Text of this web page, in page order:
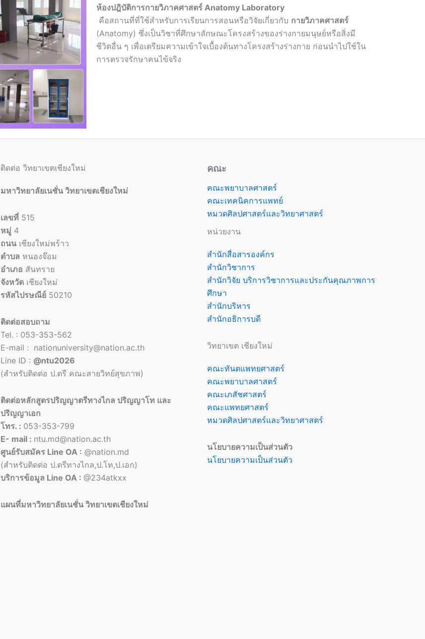
ห้องปฎิบัติการกายวิภาคศาสตร์ Anatomy Laboratory
คือสถานที่ที่ใช้สำหรับการเรียนการสอนหรือวิจัยเกี่ยวกับ กายวิภาคศาสตร์
(Anatomy) ซึ่งเป็นวิชาที่ศึกษาลักษณะโครงสร้างของร่างกายมนุษย์หรือสิ่งมี
ชีวิตอื่น ๆ เพื่อเตรียมความเข้าใจเบื้องต้นทางโครงสร้างร่างกาย ก่อนนำไปใช้ใน
การตรวจรักษาคนไข้จริง
ติดต่อ วิทยาเขตเชียงใหม่
มหาวิทยาลัยเนชั่น วิทยาเขตเชียงใหม่
เลขที่ 515
หมู่4
ถนนเชียงใหม่พร้าว
ตำบล หนองจ๊อม
อำเภอ สันทราย
จังหวัดเชียงใหม่
รหัสไปรษณีย์50210
ติดต่อสอบถาม
Tel. : 053-353-562
E-mail : nationuniversity@nation.ac.th
Line ID : @ntu2026
(สำหรับติดต่อ ป.ตรี คณะสายวิทย์สุขภาพ)
ติดต่อหลักสูตรปริญญาตรีทางไกล ปริญญาโท และ
ปริญญาเอก
โทร. : 053-353-799
E- mail : ntu.md@nation.ac.th
ศูนย์รับสมัคร Line OA : @nation.md
(สำหรับติดต่อ ป.ตรีทางไกล,ป.โท,ป.เอก)
บริการข้อมูล Line OA : @234atkxx
แผนที่มหาวิทยาลัยเนชั่น วิทยาเขตเชียงใหม่
คณะ
คณะพยาบาลศาสตร์
คณะเทคนิคการแพทย์
หมวดศิลปศาสตร์และวิทยาศาสตร์
หน่วยงาน
สำนักสื่อสารองค์กร
สำนักวิชาการ
สำนักวิจัย บริการวิชาการและประกันคุณภาพการ
ศึกษา
สำนักบริหาร
สำนักอธิการบดี
วิทยาเขต เชียงใหม่
คณะทันตแพทยศาสตร์
คณะพยาบาลศาสตร์
คณะเภสัชศาสตร์
คณะแพทยศาสตร์
หมวดศิลปศาสตร์และวิทยาศาสตร์
นโยบายความเป็นส่วนตัว
นโยบายความเป็นส่วนตัว